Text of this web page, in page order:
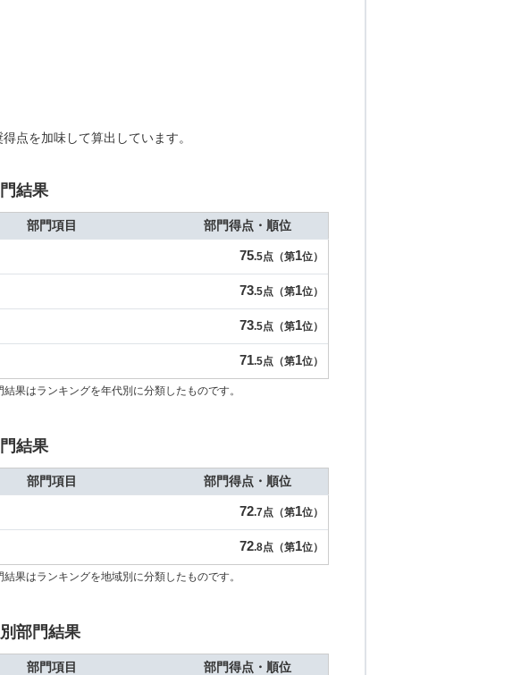
点を加味して算出しています。
結果
部門項目 部門得点・順位
75.5点（第1位）
73.5点（第1位）
73.5点（第1位）
71.5点（第1位）
果はランキングを年代別に分類したものです。
結果
部門項目 部門得点・順位
72.7点（第1位）
72.8点（第1位）
果はランキングを地域別に分類したものです。
部門結果
部門項目 部門得点・順位